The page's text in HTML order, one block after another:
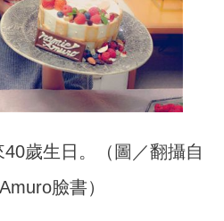
歲生日。（圖／翻攝自
臉書）